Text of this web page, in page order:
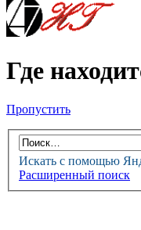
Где
Пропустить
Искать с помощью
Расширенный поиск
НОВАЯ ТЕОРИЯ